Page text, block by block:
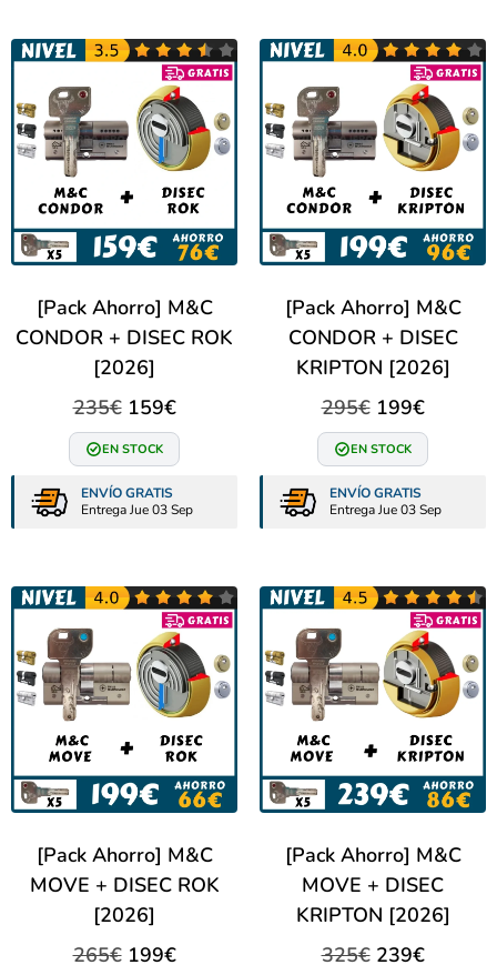
[Pack Ahorro] M&C
CONDOR + DISEC ROK
[2026]
235€ 159€
EN STOCK
ENVÍO GRATIS
Entrega Jue 03 Sep
[Pack Ahorro] M&C
CONDOR + DISEC
KRIPTON [2026]
295€ 199€
EN STOCK
ENVÍO GRATIS
Entrega Jue 03 Sep
[Pack Ahorro] M&C
MOVE + DISEC ROK
[2026]
265€ 199€
[Pack Ahorro] M&C
MOVE + DISEC
KRIPTON [2026]
325€ 239€